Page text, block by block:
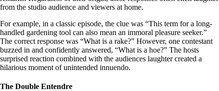
from the studio audience and viewers at home.
For example, in a classic episode, the clue was “This term for a long-
handled gardening tool can also mean an immoral pleasure seeker.”
The correct response was “What is a rake?” However, one contestant
buzzed in and confidently answered, “What is a hoe?” The hosts
surprised reaction combined with the audiences laughter created a
hilarious moment of unintended innuendo.
The Double Entendre